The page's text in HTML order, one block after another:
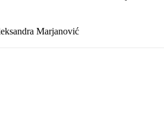
Marjanović